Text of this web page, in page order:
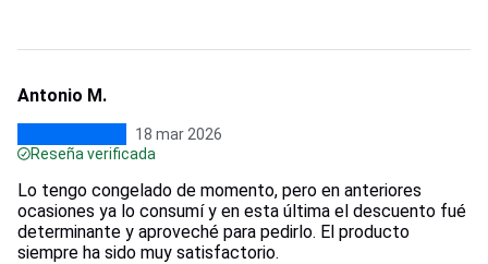
Antonio M.
18 mar 2026
Reseña verificada
Lo tengo congelado de momento, pero en anteriores
ocasiones ya lo consumí y en esta última el descuento fué
determinante y aproveché para pedirlo. El producto
siempre ha sido muy satisfactorio.